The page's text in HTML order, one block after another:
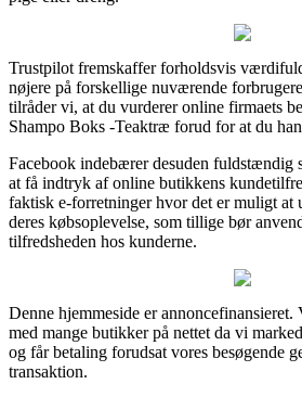
Trustpilot fremskaffer forholdsvis
nøjere på forskellige nuværende
tilråder vi, at du vurderer online firmaets
Shampo Boks -Teaktræ forud for at du
Facebook indebærer desuden fuldstændig
at få indtryk af online butikkens
faktisk e-forretninger hvor det er muligt at
deres købsoplevelse, som tillige bør
tilfredsheden hos kunderne.
Denne hjemmeside er annoncefinansieret.
med mange butikker på nettet da vi
og får betaling forudsat vores besøgende
transaktion.